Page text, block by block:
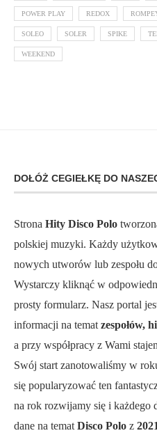
POWER PLAY REDOX
SOLEO SOLER SPIKE
WEEKEND
DOŁÓŻ CEGIEŁKĘ DO
Strona Hity Disco Polo
polskiej muzyki. Każdy
nowych utworów lub zespołu
Wystarczy kliknąć w
prosty formularz. Nasz portal
informacji na tematzespołów,
a przy współpracy z Wami
Swój start zanotowaliśmy w
się popularyzować ten
na rok rozwijamy się i każdego
dane na tematDisco Polo z